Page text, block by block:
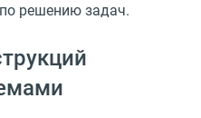
решению задач.